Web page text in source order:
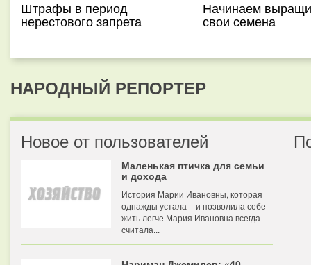
Штрафы в период
нерестового запрета
Начинаем
свои семена
НАРОДНЫЙ РЕПОРТЕР
Новое от пользователей
Маленькая птичка для семьи
и дохода
История Марии Ивановны, которая
однажды устала – и позволила себе
жить легче Мария Ивановна всегда
считала...